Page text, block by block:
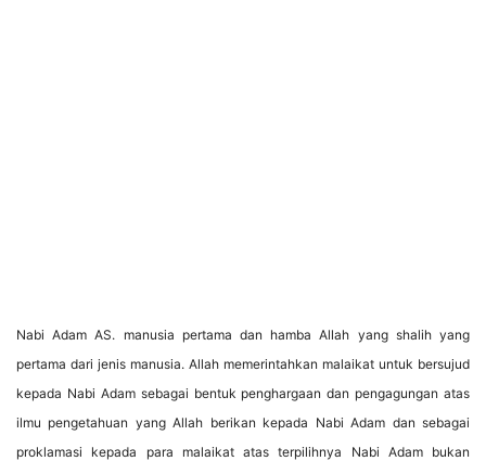
Nabi Adam AS. manusia pertama dan hamba Allah yang shalih yang
pertama dari jenis manusia. Allah memerintahkan malaikat untuk bersujud
kepada Nabi Adam sebagai bentuk penghargaan dan pengagungan atas
ilmu pengetahuan yang Allah berikan kepada Nabi Adam dan sebagai
proklamasi kepada para malaikat atas terpilihnya Nabi Adam bukan